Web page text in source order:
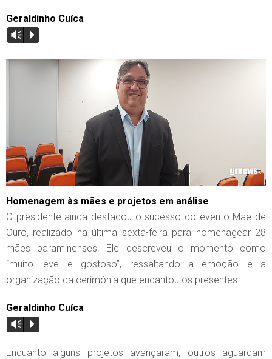
Geraldinho Cuíca
Vm P
Homenagem às mães e projetos em análise
O presidente ainda destacou o sucesso do evento Mãe de
Ouro, realizado na última sexta-feira para homenagear 28
mães paraminenses. Ele descreveu o momento como
“muito leve e gostoso”, ressaltando a emoção e a
organização da cerimônia que encantou os presentes:
Geraldinho Cuíca
Vm P
Enquanto alguns projetos avançaram, outros aguardam